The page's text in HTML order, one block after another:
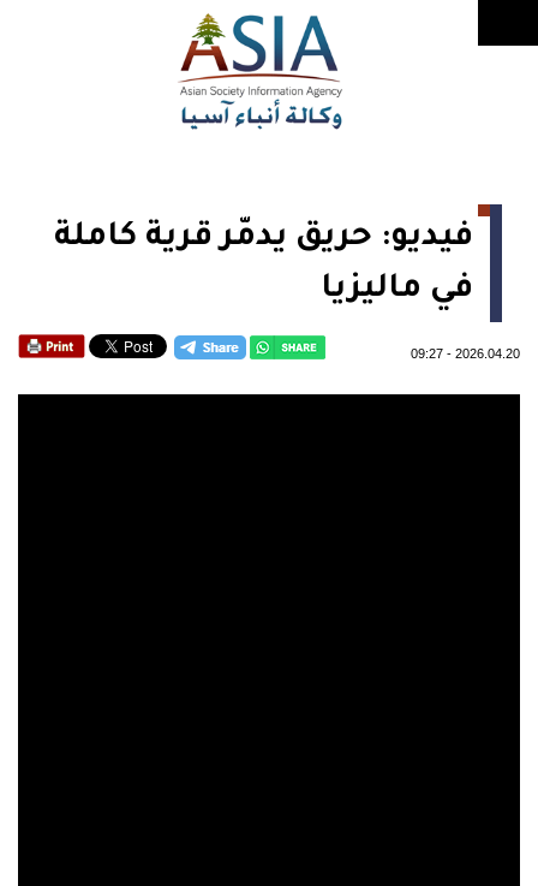
فيديو: حريق يدمّر قرية كاملة
في ماليزيا
2026.04.20
-
09:27